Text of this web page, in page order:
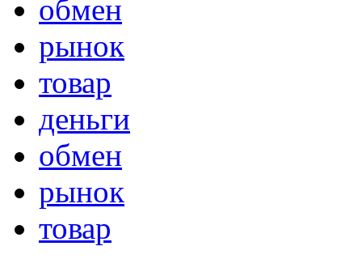
обмен
рынок
товар
деньги
обмен
рынок
товар